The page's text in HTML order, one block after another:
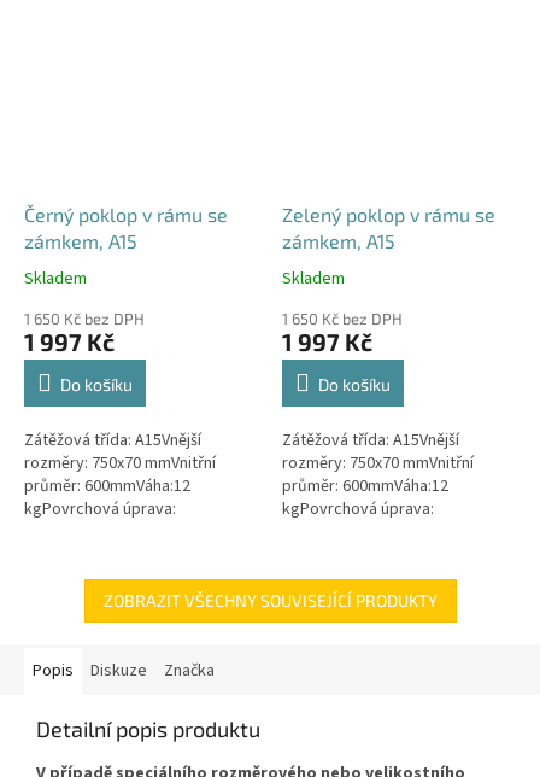
Černý poklop v rámu se
zámkem, A15
Průměrné
produktu
je
4,5
hvězdiček.
Skladem
1 650 Kč bez DPH
1 997 Kč
Do košíku
Zátěžová třída: A15Vnější
rozměry: 750x70 mmVnitřní
průměr: 600mmVáha:12
kgPovrchová úprava:
vybaven 2 šrouby pro...
Zelený poklop v rámu se
zámkem, A15
Průměrné
produktu
je
4,6
hvězdiček.
Skladem
1 650 Kč bez DPH
1 997 Kč
Do košíku
Zátěžová třída: A15Vnější
rozměry: 750x70 mmVnitřní
průměr: 600mmVáha:12
kgPovrchová úprava:
pro uzamčení/zajištění...
ZOBRAZIT VŠECHNY SOUVISEJÍCÍ PRODUKTY
Popis Diskuze Značka
Detailní popis produktu